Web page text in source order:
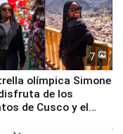
7
olímpica Simone
de los
de Cusco y el